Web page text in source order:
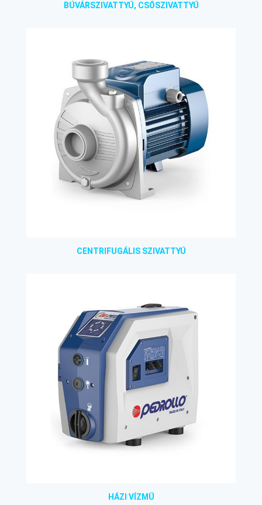
BÚVÁRSZIVATTYÚ, CSŐSZIVATTYÚ
CENTRIFUGÁLIS SZIVATTYÚ
HÁZI VÍZMŰ